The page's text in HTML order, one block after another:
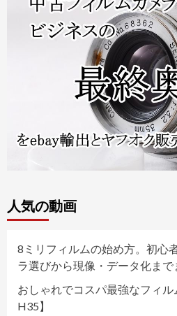
人気の動画
8ミリフィルムの始め方。初心
ラ選びから現像・データ化まで
おしゃれでコスパ最強なフィ
H35】